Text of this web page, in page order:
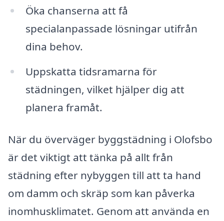
Öka chanserna att få
specialanpassade lösningar utifrån
dina behov.
Uppskatta tidsramarna för
städningen, vilket hjälper dig att
planera framåt.
När du överväger byggstädning i Olofsbo
är det viktigt att tänka på allt från
städning efter nybyggen till att ta hand
om damm och skräp som kan påverka
inomhusklimatet. Genom att använda en